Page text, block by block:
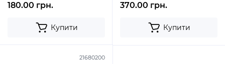
180.00 грн.
Купити
370.00 грн.
Купити
21680200